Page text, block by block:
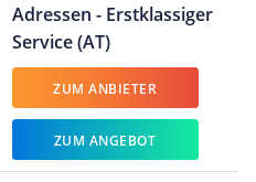
Adressen - Erstklassiger
Service (AT)
ZUM ANBIETER
ZUM ANGEBOT